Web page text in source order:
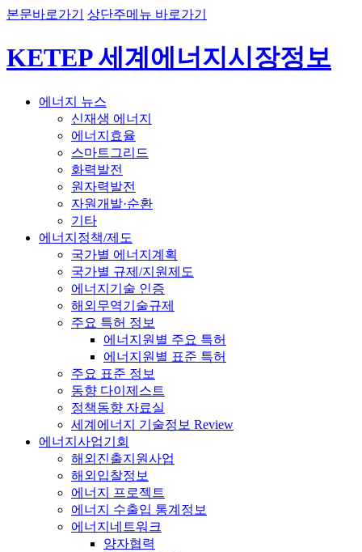
본문바로가기 상단주메뉴 바로가기
KETEP 세계에너지시장정보
에너지 뉴스
신재생 에너지
에너지효율
스마트그리드
화력발전
원자력발전
자원개발·순환
기타
에너지정책/제도
국가별 에너지계획
국가별 규제/지원제도
에너지기술 인증
해외무역기술규제
주요 특허 정보
에너지원별 주요 특허
에너지원별 표준 특허
주요 표준 정보
동향 다이제스트
정책동향 자료실
세계에너지 기술정보 Review
에너지사업기회
해외진출지원사업
해외입찰정보
에너지 프로젝트
에너지 수출입 통계정보
에너지네트워크
양자협력